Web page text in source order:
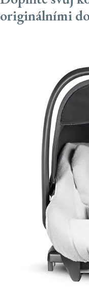
originálními